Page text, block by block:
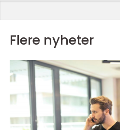
Flere nyheter